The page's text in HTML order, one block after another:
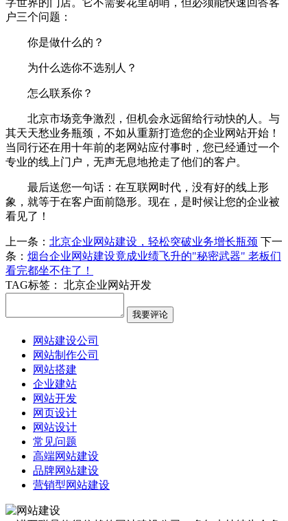
字世界的门店。它不需要花里胡哨，但必须能快速回答客
户三个问题：
你是做什么的？
为什么选你不选别人？
怎么联系你？
北京市场竞争激烈，但机会永远留给行动快的人。与
其天天愁业务瓶颈，不如从重新打造您的企业网站开始！
当同行还在用十年前的老网站应付事时，您已经通过一个
专业的线上门户，无声无息地抢走了他们的客户。
最后送您一句话：在互联网时代，没有好的线上形
象，就等于在客户面前隐形。现在，是时候让您的企业被
看见了！
上一条： 北京企业网站建设，轻松突破业务增长瓶颈 下一
条： 烟台企业网站建设竟成业绩飞升的"秘密武器" 老板们
看完都坐不住了！
TAG标签：
北京企业网站开发
网站建设公司
网站制作公司
网站搭建
企业建站
网站开发
网页设计
网站设计
常见问题
高端网站建设
品牌网站建设
营销型网站建设